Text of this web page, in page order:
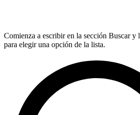
Comienza a escribir en la sección Buscar y
para elegir una opción de la lista.